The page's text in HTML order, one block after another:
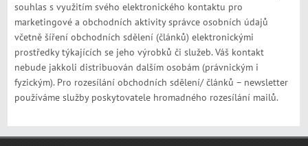
souhlas s využitím svého elektronického kontaktu pro
marketingové a obchodních aktivity správce osobních údajů
včetně šíření obchodních sdělení (článků) elektronickými
prostředky týkajících se jeho výrobků či služeb. Váš kontakt
nebude jakkoli distribuován dalším osobám (právnickým i
fyzickým). Pro rozesílání obchodních sdělení/ článků – newsletter
používáme služby poskytovatele hromadného rozesílání mailů.